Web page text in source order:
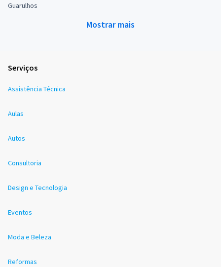
Guarulhos
Mostrar mais
Serviços
Assistência Técnica
Aulas
Autos
Consultoria
Design e Tecnologia
Eventos
Moda e Beleza
Reformas